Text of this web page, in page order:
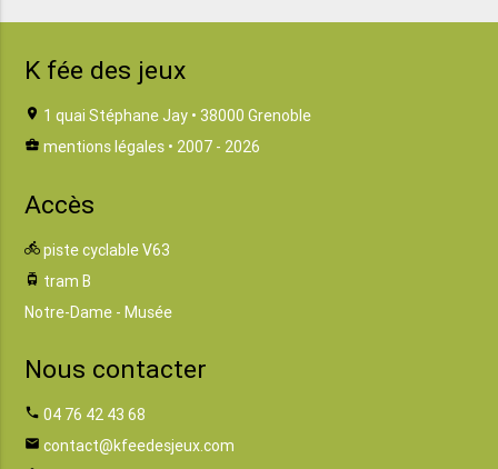
K fée des jeux
location_on 1 quai Stéphane Jay • 38000 Grenoble
business_center mentions légales • 2007 - 2026
Accès
directions_bike piste cyclable V63
tram tram B
Notre-Dame - Musée
Nous contacter
phone 04 76 42 43 68
email contact@kfeedesjeux.com